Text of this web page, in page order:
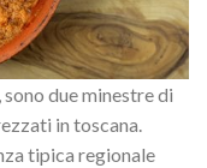
, sono due minestre di
in toscana.
tipica regionale